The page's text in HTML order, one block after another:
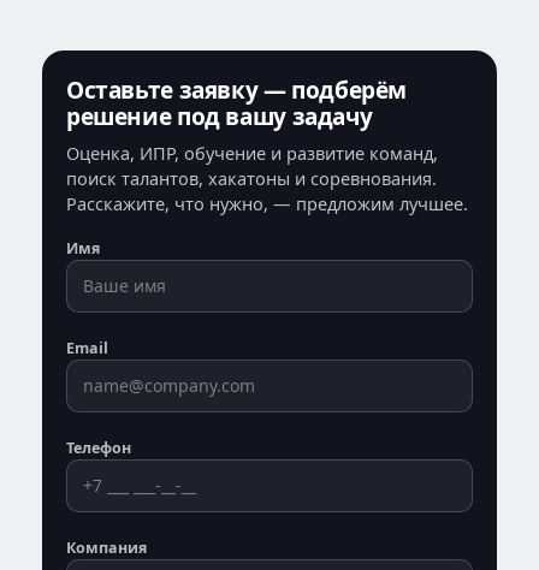
Оставьте заявку — подберём
решение под вашу задачу
Оценка, ИПР, обучение и развитие команд,
поиск талантов, хакатоны и соревнования.
Расскажите, что нужно, — предложим лучшее.
Имя
Email
Телефон
Компания